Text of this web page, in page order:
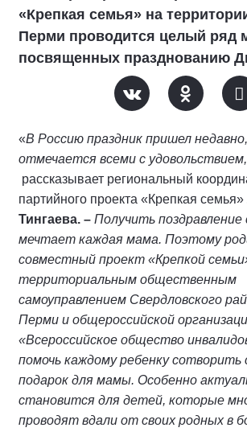
«Крепкая семья» на
Перми проводится целый ряд
посвященных празднованию
«В Россию праздник пришел
отмечается всеми с удовольствием
рассказывает региональный
партийного проекта «Крепкая семья»
Тингаева. – Получить
мечтает каждая мама. Поэтому
совместный проект «Крепкой
территориальным общественным
самоуправлением Свердловского
Перми и общероссийской
«Всероссийское общество
помочь каждому ребенку сотворить
подарок для мамы. Особенно
становится для детей, которые
проводят вдали от своих родных в